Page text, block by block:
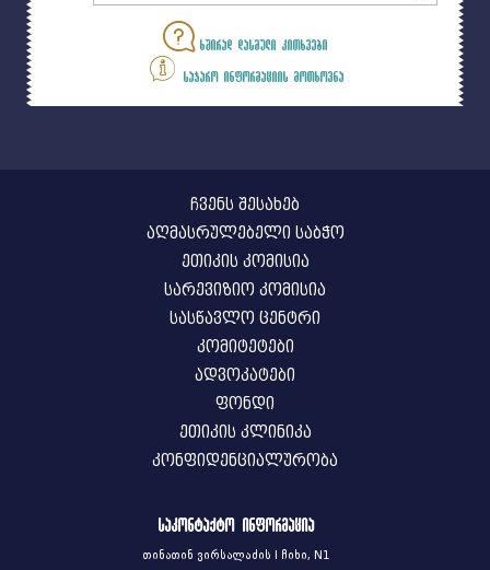
ხშირად დასმული კითხვები
საჯარო ინფორმაციის მოთხოვნა
ჩვენს შესახებ
აღმასრულებელი საბჭო
ეთიკის კომისია
სარევიზიო კომისია
სასწავლო ცენტრი
კომიტეტები
ადვოკატები
ფონდი
ეთიკის კლინიკა
კონფიდენციალურობა
საკონტაქტო ინფორმაცია
თინათინ ვირსალაძის I ჩიხი, N1